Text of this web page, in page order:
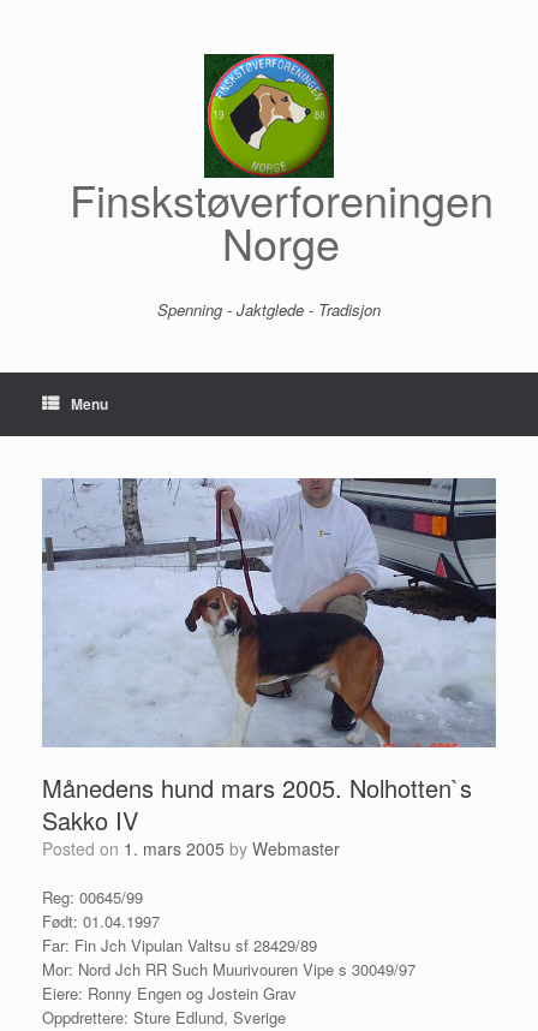
Finskstøverforeningen
Norge
Spenning - Jaktglede - Tradisjon
Menu
Månedens hund mars 2005. Nolhotten`s
Sakko IV
Posted on 1. mars 2005 by Webmaster
Reg: 00645/99
Født: 01.04.1997
Far: Fin Jch Vipulan Valtsu sf 28429/89
Mor: Nord Jch RR Such Muurivouren Vipe s 30049/97
Eiere: Ronny Engen og Jostein Grav
Oppdrettere: Sture Edlund, Sverige